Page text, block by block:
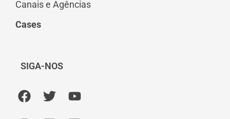
Canais e Agências
Cases
SIGA-NOS